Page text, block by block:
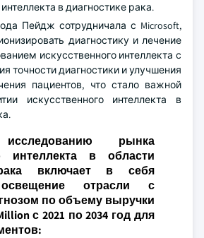
в диагностике рака.
Пейдж сотрудничала с Microsoft,
диагностику и лечение
искусственного интеллекта с
точности диагностики и улучшения
пациентов, что стало важной
искусственного интеллекта в
рынка
интеллекта в области
включает в себя
освещение отрасли с
по объему выручки
с 2021 по 2034 год для